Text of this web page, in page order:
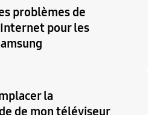
problèmes de
pour les
la
de mon téléviseur